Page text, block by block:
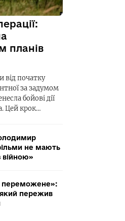
планів
від початку
за задумом
бойові дії
Цей крок…
не мають
війною»
переможене»:
який пережив